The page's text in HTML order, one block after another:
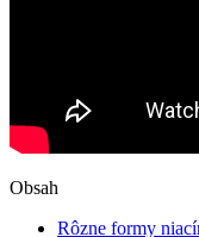
Obsah
Rôzne formy